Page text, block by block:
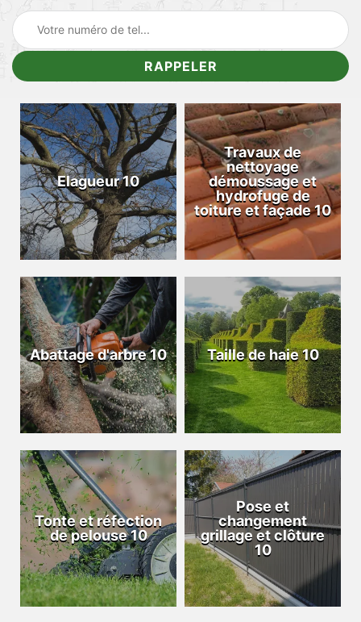
Elagueur 10
Travaux de
nettoyage
démoussage et
hydrofuge de
toiture et façade 10
Abattage d'arbre 10 Taille de haie 10
Tonte et réfection
de pelouse 10
Pose et
changement
grillage et clôture
10